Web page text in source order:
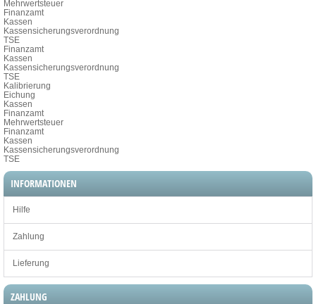
Mehrwertsteuer
Finanzamt
Kassen
Kassensicherungsverordnung
TSE
Finanzamt
Kassen
Kassensicherungsverordnung
TSE
Kalibrierung
Eichung
Kassen
Finanzamt
Mehrwertsteuer
Finanzamt
Kassen
Kassensicherungsverordnung
TSE
INFORMATIONEN
Hilfe
Zahlung
Lieferung
ZAHLUNG